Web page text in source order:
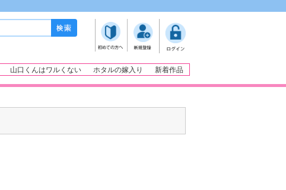
山口くんはワルくない ホタルの嫁入り 新着作品